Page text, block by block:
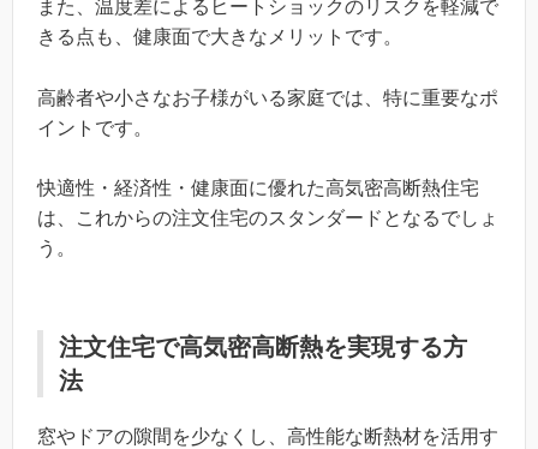
また、温度差によるヒートショックのリスクを軽減で
きる点も、健康面で大きなメリットです。
高齢者や小さなお子様がいる家庭では、特に重要なポ
イントです。
快適性・経済性・健康面に優れた高気密高断熱住宅
は、これからの注文住宅のスタンダードとなるでしょ
う。
注文住宅で高気密高断熱を実現する方
法
窓やドアの隙間を少なくし、高性能な断熱材を活用す